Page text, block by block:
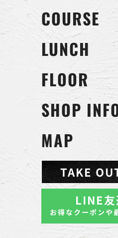
COURSE
LUNCH
FLOOR
SHOP
MAP
TAKE
LINE
お得なクーポンや